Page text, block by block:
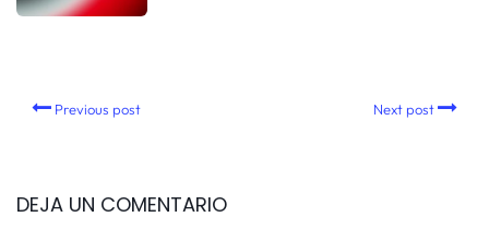
Previous post Next post
DEJA UN COMENTARIO